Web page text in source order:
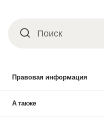
ПоискПоиск
Правовая информация
А также